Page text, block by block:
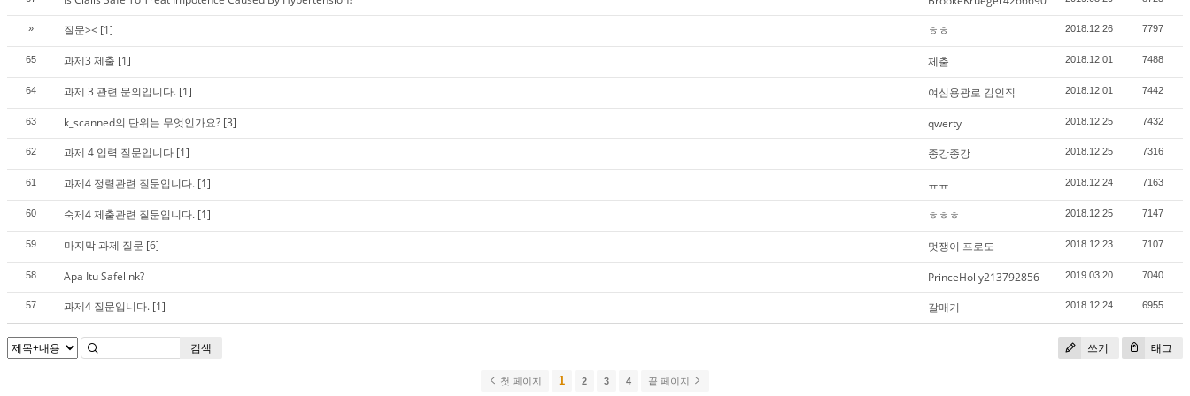
» 질문>< [1] ㅎㅎ 2018.12.26 7797
65 과제3 제출 [1] 제출 2018.12.01 7488
64 과제 3 관련 문의입니다. [1] 여심용광로 김인직 2018.12.01 7442
63 k_scanned의 단위는 무엇인가요? [3] qwerty 2018.12.25 7432
62 과제 4 입력 질문입니다 [1] 종강종강 2018.12.25 7316
61 과제4 정렬관련 질문입니다. [1] ㅠㅠ 2018.12.24 7163
60 숙제4 제출관련 질문입니다. [1] ㅎㅎㅎ 2018.12.25 7147
59 마지막 과제 질문 [6] 멋쟁이 프로도 2018.12.23 7107
58 Apa Itu Safelink? PrinceHolly213792856 2019.03.20 7040
57 과제4 질문입니다. [1] 갈매기 2018.12.24 6955
쓰기 태그
검색
첫 페이지 1 2 3 4 끝 페이지